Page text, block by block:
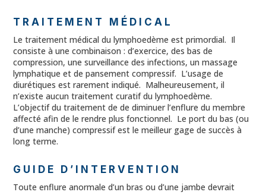
TRAITEMENT MÉDICAL
Le traitement médical du lymphoedème est primordial. Il
consiste à une combinaison : d’exercice, des bas de
compression, une surveillance des infections, un massage
lymphatique et de pansement compressif. L’usage de
diurétiques est rarement indiqué. Malheureusement, il
n’existe aucun traitement curatif du lymphoedème.
L’objectif du traitement de de diminuer l’enflure du membre
affecté afin de le rendre plus fonctionnel. Le port du bas (ou
d’une manche) compressif est le meilleur gage de succès à
long terme.
GUIDE D’INTERVENTION
Toute enflure anormale d’un bras ou d’une jambe devrait